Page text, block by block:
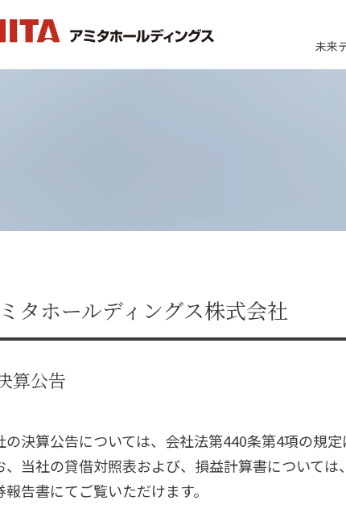
未来
タホールディングス株式会社
算公告
の決算公告については、会社法第440条第4項の規定
、当社の貸借対照表および、損益計算書について
報告書にてご覧いただけます。